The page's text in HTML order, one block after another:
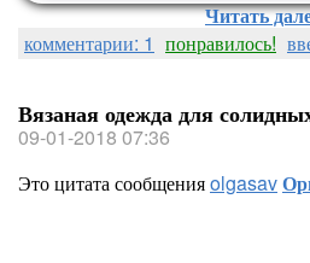
Читать
комментарии: 1 понравилось!
Вязаная одежда для
09-01-2018 07:36
Это цитата сообщенияolgasav